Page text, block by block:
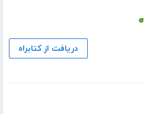
دریافت از کتابراه